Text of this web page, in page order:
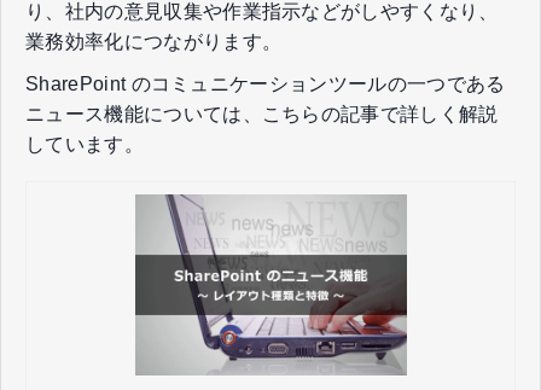
り、社内の意見収集や作業指示などがしやすくなり、
業務効率化につながります。
SharePoint のコミュニケーションツールの一つである
ニュース機能については、こちらの記事で詳しく解説
しています。